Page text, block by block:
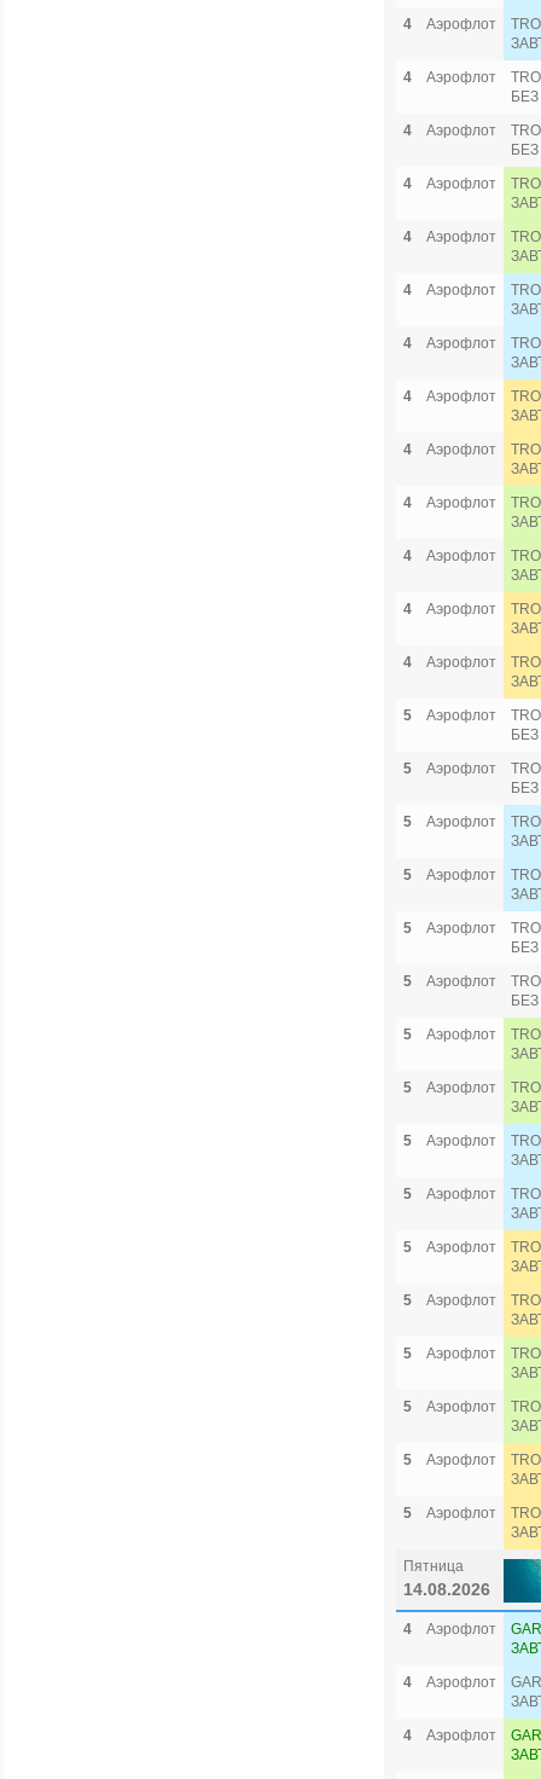
4
Аэрофлот
4
Аэрофлот
4
Аэрофлот
4
Аэрофлот
4
Аэрофлот
4
Аэрофлот
4
Аэрофлот
4
Аэрофлот
4
Аэрофлот
4
Аэрофлот
4
Аэрофлот
4
Аэрофлот
4
Аэрофлот
5
Аэрофлот
5
Аэрофлот
5
Аэрофлот
5
Аэрофлот
5
Аэрофлот
5
Аэрофлот
5
Аэрофлот
5
Аэрофлот
5
Аэрофлот
5
Аэрофлот
5
Аэрофлот
5
Аэрофлот
5
Аэрофлот
5
Аэрофлот
5
Аэрофлот
5
Аэрофлот
Пятница
14.08.2026
4 Аэрофлот
4
Аэрофлот
4
Аэрофлот